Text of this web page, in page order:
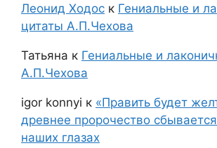
Леонид Ходос к Гениальные и
цитаты А.П.Чехова
Татьяна к Гениальные и
А.П.Чехова
igor konnyi к «Править будет
древнее пророчество
наших глазах